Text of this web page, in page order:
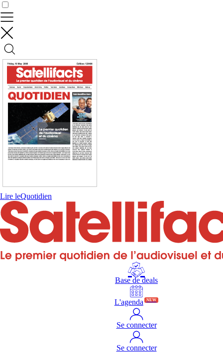
Lire leQuotidien
Base de deals
L'agenda NEW
Se connecter
Se connecter
Contrôler vos données